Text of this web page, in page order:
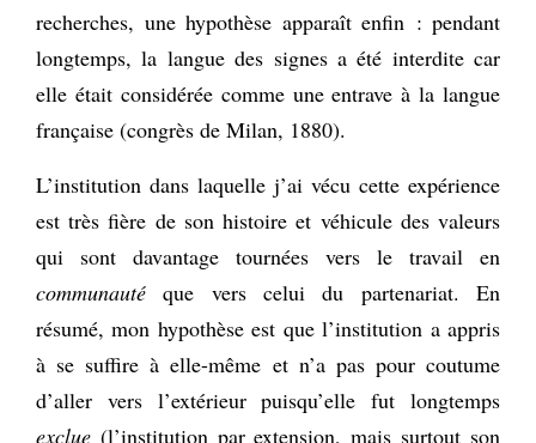
recherches, une hypothèse apparaît enfin : pendant
longtemps, la langue des signes a été interdite car
elle était considérée comme une entrave à la langue
française (congrès de Milan, 1880).
L’institution dans laquelle j’ai vécu cette expérience
est très fière de son histoire et véhicule des valeurs
qui sont davantage tournées vers le travail en
communauté que vers celui du partenariat. En
résumé, mon hypothèse est que l’institution a appris
à se suffire à elle-même et n’a pas pour coutume
d’aller vers l’extérieur puisqu’elle fut longtemps
exclue (l’institution par extension, mais surtout son